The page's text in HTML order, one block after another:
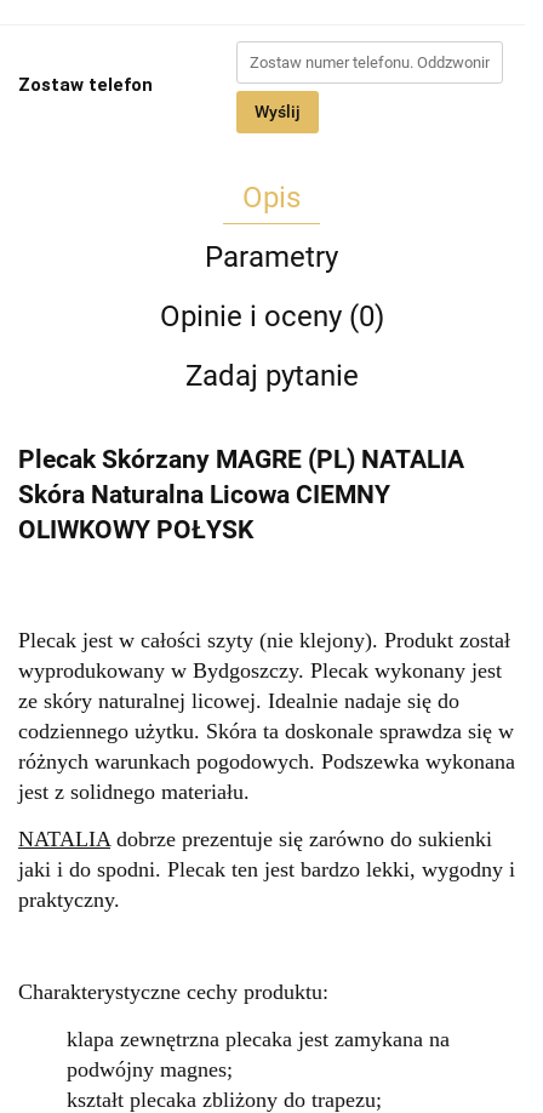
Zostaw telefon
Wyślij
Opis
Parametry
Opinie i oceny (0)
Zadaj pytanie
Plecak Skórzany MAGRE (PL) NATALIA
Skóra Naturalna Licowa CIEMNY
OLIWKOWY POŁYSK
Plecak jest w całości szyty (nie klejony). Produkt został
wyprodukowany w Bydgoszczy. Plecak wykonany jest
ze skóry naturalnej licowej. Idealnie nadaje się do
codziennego użytku. Skóra ta doskonale sprawdza się w
różnych warunkach pogodowych. Podszewka wykonana
jest z solidnego materiału.
NATALIA dobrze prezentuje się zarówno do sukienki
jaki i do spodni. Plecak ten jest bardzo lekki, wygodny i
praktyczny.
Charakterystyczne cechy produktu:
klapa zewnętrzna plecaka jest zamykana na
podwójny magnes;
kształt plecaka zbliżony do trapezu;